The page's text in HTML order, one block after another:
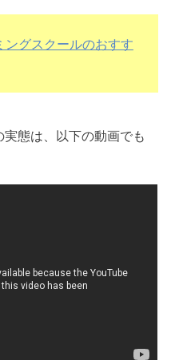
ングスクールのおすす
態は、以下の動画でも